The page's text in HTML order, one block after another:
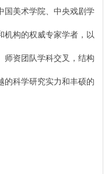
国美术学院、中央戏剧学
机构的权威专家学者，以
师资团队学科交叉，结构
的科学研究实力和丰硕的